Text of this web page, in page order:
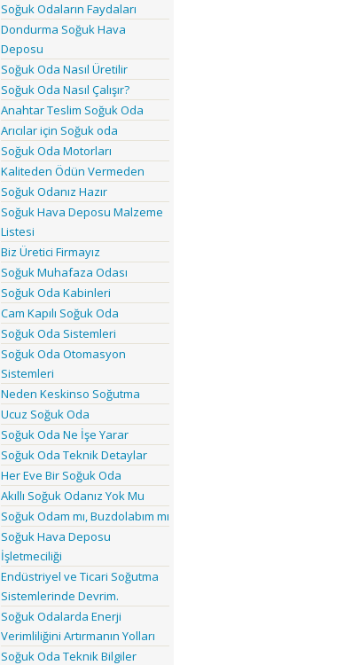
Soğuk Odaların Faydaları
Dondurma Soğuk Hava
Deposu
Soğuk Oda Nasıl Üretilir
Soğuk Oda Nasıl Çalışır?
Anahtar Teslim Soğuk Oda
Arıcılar için Soğuk oda
Soğuk Oda Motorları
Kaliteden Ödün Vermeden
Soğuk Odanız Hazır
Soğuk Hava Deposu Malzeme
Listesi
Biz Üretici Firmayız
Soğuk Muhafaza Odası
Soğuk Oda Kabinleri
Cam Kapılı Soğuk Oda
Soğuk Oda Sistemleri
Soğuk Oda Otomasyon
Sistemleri
Neden Keskinso Soğutma
Ucuz Soğuk Oda
Soğuk Oda Ne İşe Yarar
Soğuk Oda Teknik Detaylar
Her Eve Bir Soğuk Oda
Akıllı Soğuk Odanız Yok Mu
Soğuk Odam mı, Buzdolabım mı
Soğuk Hava Deposu
İşletmeciliği
Endüstriyel ve Ticari Soğutma
Sistemlerinde Devrim.
Soğuk Odalarda Enerji
Verimliliğini Artırmanın Yolları
Soğuk Oda Teknik Bilgiler